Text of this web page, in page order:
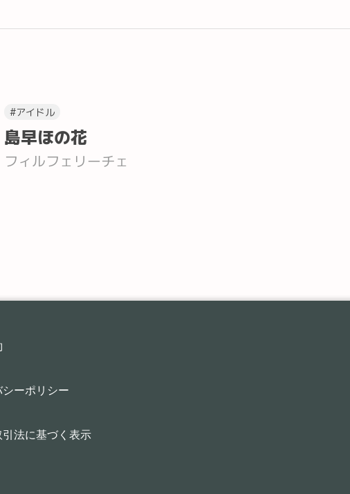
#アイドル
島早ほの花
フィルフェリーチェ
シーポリシー
引法に基づく表示